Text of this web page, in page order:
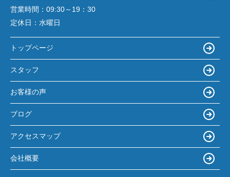
営業時間： 09:30～19：30
定休日： 水曜日
トップページ
スタッフ
お客様の声
ブログ
アクセスマップ
会社概要